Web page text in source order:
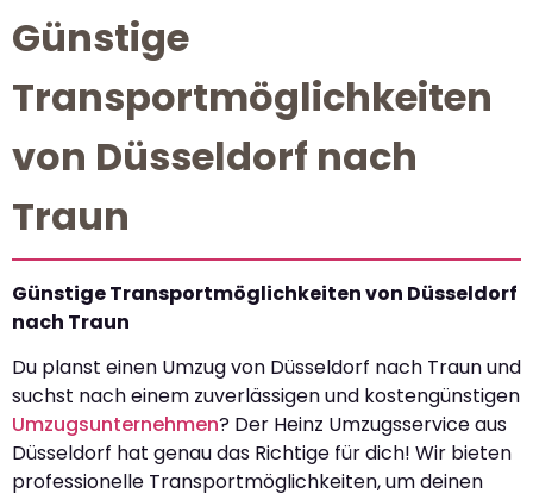
Günstige
Transportmöglichkeiten
von Düsseldorf nach
Traun
Günstige Transportmöglichkeiten von Düsseldorf
nach Traun
Du planst einen Umzug von Düsseldorf nach Traun und
suchst nach einem zuverlässigen und kostengünstigen
Umzugsunternehmen? Der Heinz Umzugsservice aus
Düsseldorf hat genau das Richtige für dich! Wir bieten
professionelle Transportmöglichkeiten, um deinen